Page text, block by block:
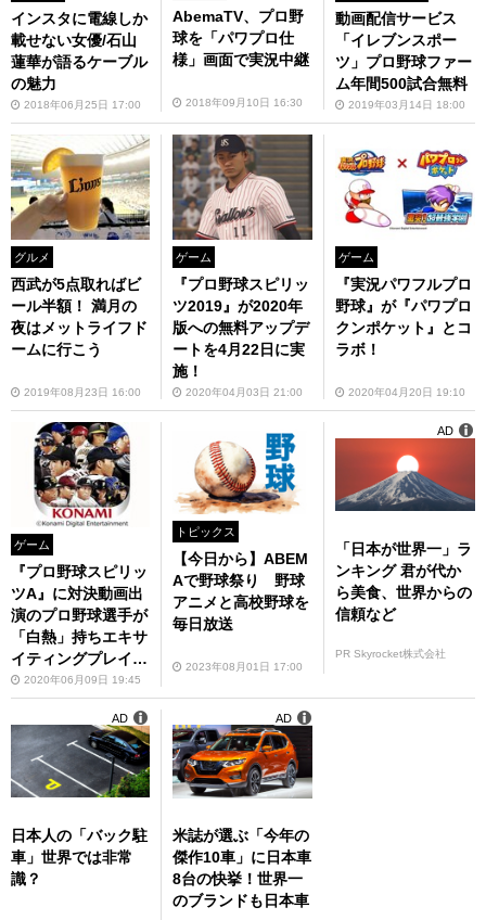
インスタに電線しか
載せない女優/石山
蓮華が語るケーブル
の魅力
2018年06月25日 17:00
AbemaTV、プロ野
球を「パワプロ仕
様」画面で実況中継
2018年09月10日 16:30
動画配信サービス
「イレブンスポー
ツ」プロ野球ファー
ム年間500試合無料
2019年03月14日 18:00
グルメ
西武が5点取ればビ
ール半額！ 満月の
夜はメットライフド
ームに行こう
2019年08月23日 16:00
ゲーム
『プロ野球スピリッ
ツ2019』が2020年
版への無料アップデ
ートを4月22日に実
施！
2020年04月03日 21:00
ゲーム
『実況パワフルプロ
野球』が『パワプロ
クンポケット』とコ
ラボ！
2020年04月20日 19:10
ゲーム
『プロ野球スピリッ
ツA』に対決動画出
演のプロ野球選手が
「白熱」持ちエキサ
イティングプレイヤ
ーとして登場！
2020年06月09日 19:45
トピックス
【今日から】ABEM
Aで野球祭り 野球
アニメと高校野球を
毎日放送
2023年08月01日 17:00
「日本が世界一」ラ
ンキング 君が代か
ら美食、世界からの
信頼など
PR Skyrocket株式会社
AD
日本人の「バック駐
車」世界では非常
識？
AD
米誌が選ぶ「今年の
傑作10車」に日本車
8台の快挙！世界一
のブランドも日本車
AD